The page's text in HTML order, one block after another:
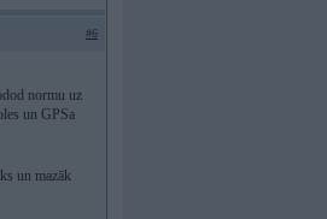
#6
normu uz
un GPSa
un mazāk